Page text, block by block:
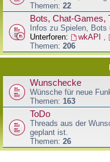
Themen: 22
Bots, Chat-Games,
Infos zu Spielen, Bots
Unterforen:
wkAPI ,
Themen: 206
Wunschecke
Wünsche für neue
Themen: 163
ToDo
Threads aus der
geplant ist.
Themen: 26